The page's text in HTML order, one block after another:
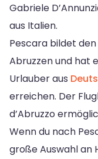
Gabriele
aus Italien.
Pescara bildet
Abruzzen und hat
Urlauber aus
erreichen. Der
d’Abruzzo
Wenn du nach
große Auswahl an